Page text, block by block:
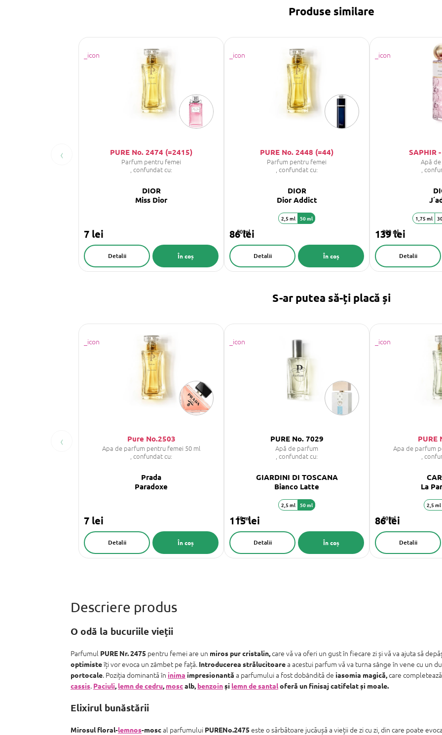
Produse similare
‹ PURE No. 2474 (=2415)
Parfum pentru femei
, confundat cu:
DIOR
Miss Dior
7 lei
În coș
Detalii
PURE No. 2448 (=44)
Parfum pentru femei
, confundat cu:
DIOR
Dior Addict
50 ml
86 lei
În coș
Detalii
2,5 ml 50 ml
SAPHIR
Apă
,
200 ml
139 lei
Detalii
1,75 ml
S-ar putea să-ți placă și
‹ Pure No.2503
Apa de parfum pentru femei 50 ml
, confundat cu:
Prada
Paradoxe
7 lei
În coș
Detalii
PURE No. 7029
Apă de parfum
, confundat cu:
GIARDINI DI TOSCANA
Bianco Latte
50 ml
115 lei
În coș
Detalii
2,5 ml 50 ml
PURE
Apa de parfum
,
La
50 ml
86 lei
Detalii
2,5 ml
O odă la bucuriile vieții
Parfumul PURE Nr. 2475 pentru femei are un miros pur cristalin, care vă va oferi un gust în fiecare zi și vă va ajuta să
optimisteîți vor evoca un zâmbet pe față. Introducerea strălucitoarea acestui parfum vă va turna sânge în vene cu un
portocale. Poziția dominantă în inima impresionantă a parfumului a fost dobândită de iasomia magică, care
cassis. Paciuli lemn de cedru moscalb, benzoinși lemn de santaloferă un finisaj catifelat și moale.
Elixirul bunăstării
Mirosul floral-lemnos-moscal parfumului PURENo.2475 este o sărbătoare jucăușă a vieții de zi cu zi, din care poate